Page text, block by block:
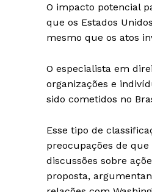
O impacto potencial
que os Estados
mesmo que os atos
O especialista em
organizações e
sido cometidos no
Esse tipo de
preocupações de
discussões sobre
proposta,